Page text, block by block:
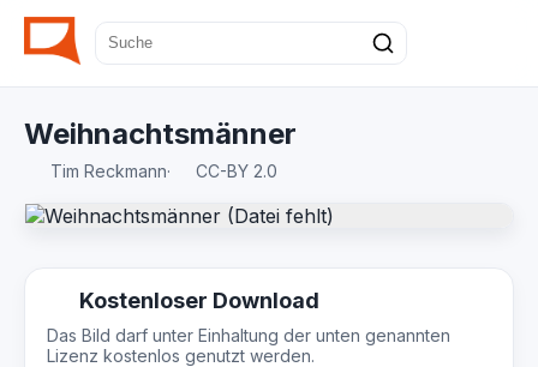
Weihnachtsmänner
Tim Reckmann· CC-BY 2.0
Kostenloser Download
Das Bild darf unter Einhaltung der unten genannten
Lizenz kostenlos genutzt werden.